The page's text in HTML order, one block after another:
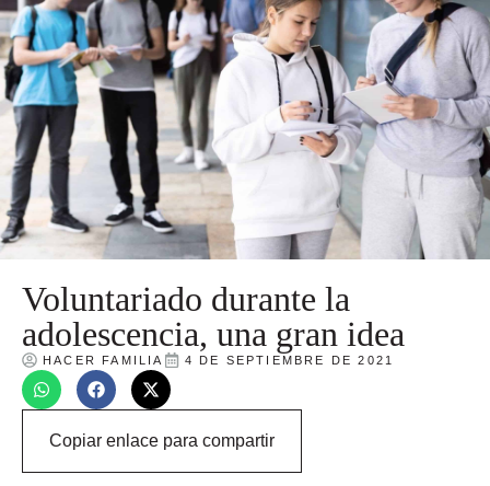
Voluntariado durante la
adolescencia, una gran idea
HACER FAMILIA 4 DE SEPTIEMBRE DE 2021
Copiar enlace para compartir